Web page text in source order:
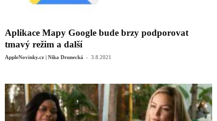
Aplikace Mapy Google bude brzy podporovat
tmavý režim a další
AppleNovinky.cz | Nika Drunecká - 3.8.2021